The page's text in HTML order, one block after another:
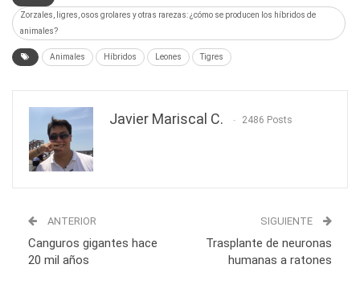
Zorzales, ligres, osos grolares y otras rarezas: ¿cómo se producen los híbridos de
animales?
Animales Híbridos Leones Tigres
Javier Mariscal C. 2486 Posts
ANTERIOR
Canguros gigantes hace
20 mil años
SIGUIENTE
Trasplante de neuronas
humanas a ratones